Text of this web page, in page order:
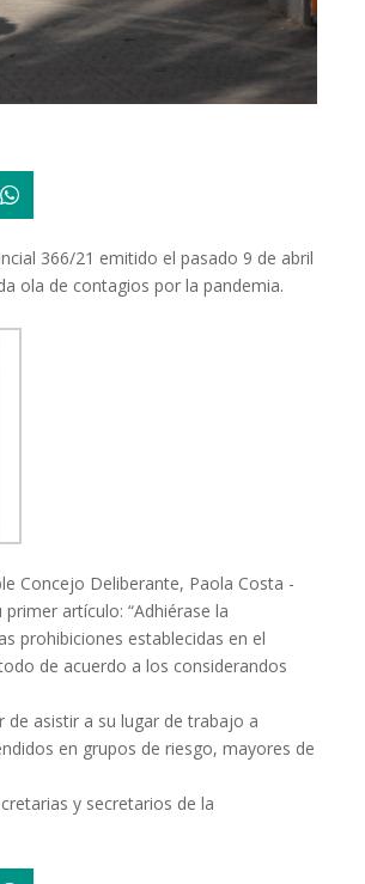
366/21 emitido el pasado 9 de abril
ola de contagios por la pandemia.
Concejo Deliberante, Paola Costa -
artículo: “Adhiérase la
prohibiciones establecidas en el
de acuerdo a los considerandos
de asistir a su lugar de trabajo a
en grupos de riesgo, mayores de
y secretarios de la